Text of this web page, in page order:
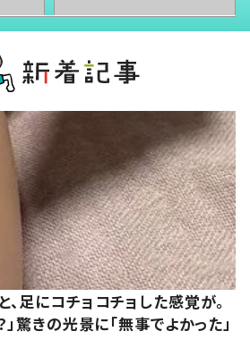
、足にコチョコチョした感覚が。
」驚きの光景に「無事でよかった」